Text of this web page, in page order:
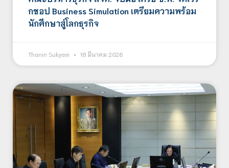
กชอป Business Simulation เตรียมความพร้อม
นักศึกษาสู่โลกธุรกิจ
Thanin Sukyam 18 มีนาคม 2026